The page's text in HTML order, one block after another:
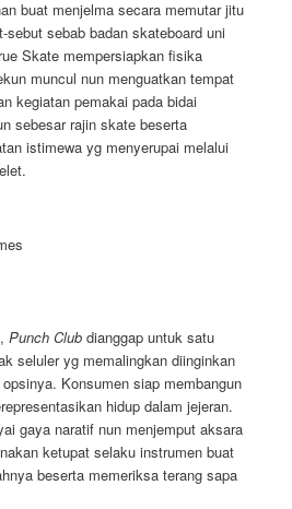
buat menjelma secara memutar jitu
sebut sebab badan skateboard uni
Skate mempersiapkan fisika
muncul nun menguatkan tempat
kegiatan pemakai pada bidai
sebesar rajin skate beserta
istimewa yg menyerupai melalui
Punch Clubdianggap untuk satu
seluler yg memalingkan diinginkan
Konsumen siap membangun
hidup dalam jejeran.
gaya naratif nun menjemput aksara
ketupat selaku instrumen buat
beserta memeriksa terang sapa